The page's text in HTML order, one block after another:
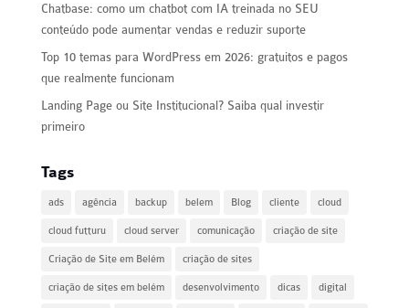
Chatbase: como um chatbot com IA treinada no SEU
conteúdo pode aumentar vendas e reduzir suporte
Top 10 temas para WordPress em 2026: gratuitos e pagos
que realmente funcionam
Landing Page ou Site Institucional? Saiba qual investir
primeiro
Tags
ads agência backup belem Blog cliente cloud
cloud futturu cloud server comunicação criação de site
Criação de Site em Belém criação de sites
criação de sites em belém desenvolvimento dicas digital